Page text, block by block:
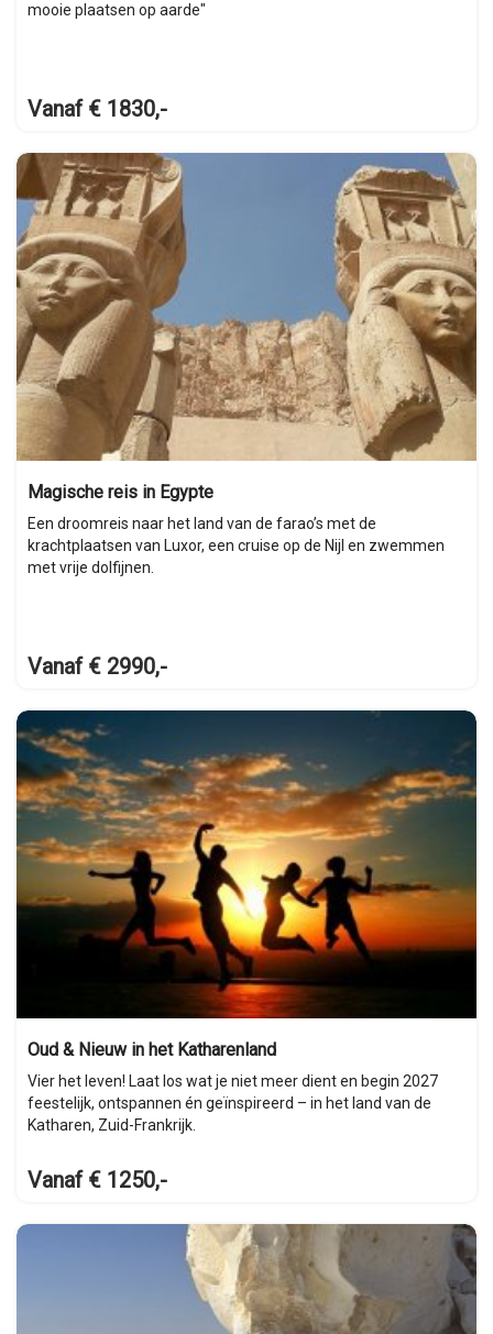
mooie plaatsen op aarde"
Vanaf € 1830,-
Magische reis in Egypte
Een droomreis naar het land van de farao’s met de
krachtplaatsen van Luxor, een cruise op de Nijl en zwemmen
met vrije dolfijnen.
Vanaf € 2990,-
Oud & Nieuw in het Katharenland
Vier het leven! Laat los wat je niet meer dient en begin 2027
feestelijk, ontspannen én geïnspireerd – in het land van de
Katharen, Zuid-Frankrijk.
Vanaf € 1250,-